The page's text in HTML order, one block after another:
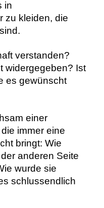
in
zu kleiden, die
verstanden?
widergegeben? Ist
es gewünscht
einer
immer eine
bringt: Wie
anderen Seite
wurde sie
schlussendlich